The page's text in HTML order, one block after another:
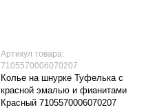
Артикул товара:
7105570006070207
Колье на шнурке Туфелька с
красной эмалью и фианитами
Красный 7105570006070207